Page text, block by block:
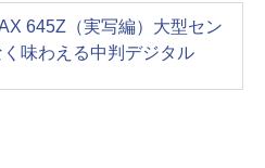
645Z（実写編）大型セン
味わえる中判デジタル